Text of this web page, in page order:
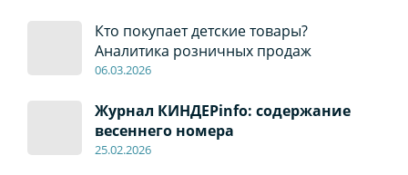
Кто покупает детские товары?
Аналитика розничных продаж
06.03.2026
Журнал КИНДЕРinfo: содержание
весеннего номера
25.02.2026